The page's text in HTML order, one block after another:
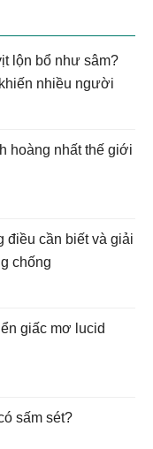
lộn bổ như sâm?
nhiều người
hoàng nhất thế giới
điều cần biết và giải
chống
giấc mơ lucid
sấm sét?